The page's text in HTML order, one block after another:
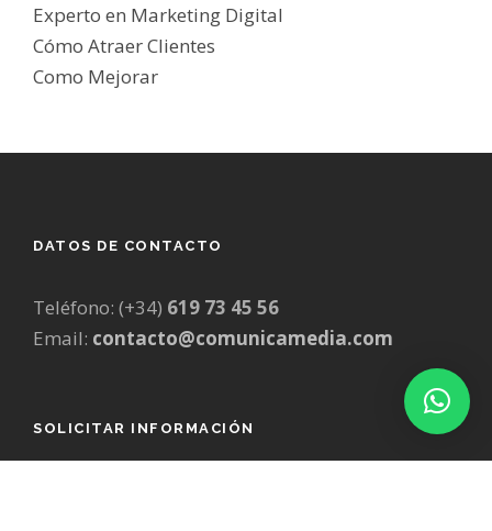
Experto en Marketing Digital
Cómo Atraer Clientes
Como Mejorar
DATOS DE CONTACTO
Teléfono: (+34) 619 73 45 56
Email: contacto@comunicamedia.com
SOLICITAR INFORMACIÓN